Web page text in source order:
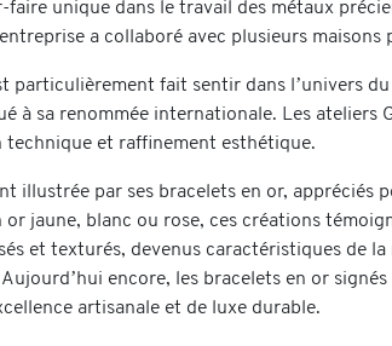
faire unique dans le travail des métaux
a collaboré avec plusieurs
particulièrement fait sentir dans l’univers
à sa renommée internationale. Les
et raffinement esthétique.
illustrée par ses bracelets en or,
or jaune, blanc ou rose, ces créations
et texturés, devenus caractéristiques de
encore, les bracelets en or
artisanale et de luxe durable.